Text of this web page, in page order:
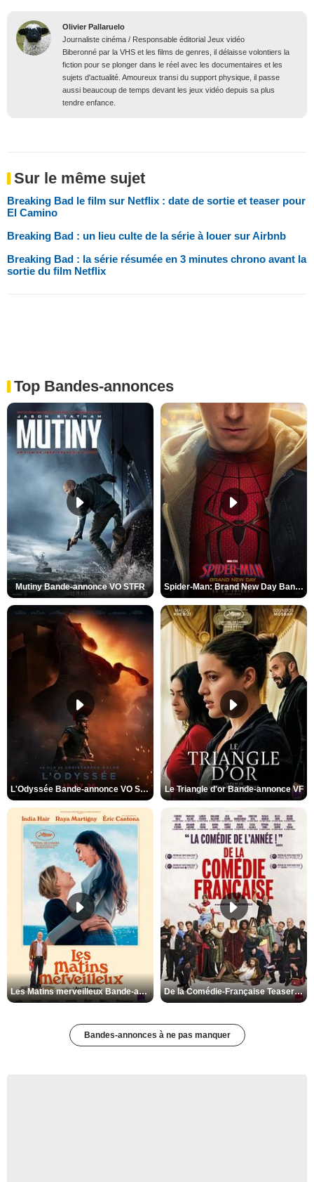
Olivier Pallaruelo
Journaliste cinéma / Responsable éditorial Jeux vidéo
Biberonné par la VHS et les films de genres, il délaisse volontiers la
fiction pour se plonger dans le réel avec les documentaires et les
sujets d'actualité. Amoureux transi du support physique, il passe
aussi beaucoup de temps devant les jeux vidéo depuis sa plus
tendre enfance.
Sur le même sujet
Breaking Bad le film sur Netflix : date de sortie et teaser pour
El Camino
Breaking Bad : un lieu culte de la série à louer sur Airbnb
Breaking Bad : la série résumée en 3 minutes chrono avant la
sortie du film Netflix
Top Bandes-annonces
Mutiny Bande-annonce VO STFR Spider-Man: Brand New Day Bande-annonce VO STFR
L'Odyssée Bande-annonce VO STFR Le Triangle d'or Bande-annonce VF
Les Matins merveilleux Bande-annonce VF De la Comédie-Française Teaser VF
Bandes-annonces à ne pas manquer